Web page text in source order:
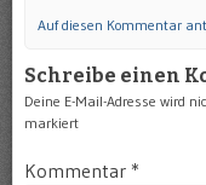
Auf diesen Kommentar
Schreibe einen
Deine E-Mail-Adresse wird
markiert
Kommentar *